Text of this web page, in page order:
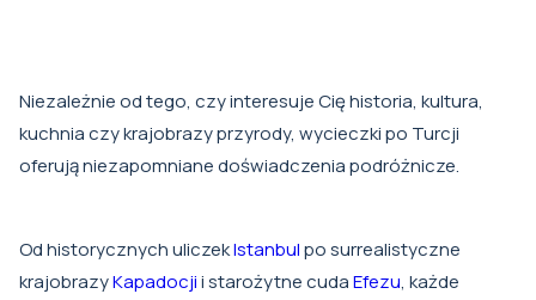
Niezależnie od tego, czy interesuje Cię historia, kultura,
kuchnia czy krajobrazy przyrody, wycieczki po Turcji
oferują niezapomniane doświadczenia podróżnicze.
Od historycznych uliczekIstanbulpo surrealistyczne
krajobrazyKapadocjii starożytne cudaEfezu, każde